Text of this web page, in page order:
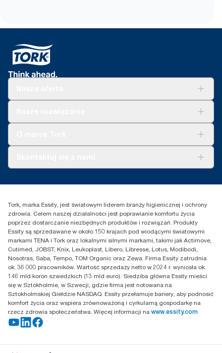
Reklamacja produktu
Przedstawiciele handlowi
Puławska 180
02-670 Warszawa
Polska
Tork, marka Essity, jest światowym liderem branży higienicznej i ochrony
zdrowia. Celem naszej działalności jest poprawianie komfortu życia
poprzez dostarczanie niezbędnych produktów i rozwiązań. Produkty
Essity są sprzedawane w około 150 krajach pod wiodącymi światowymi
markami TENA i Tork oraz lokalnymi silnymi markami, takimi jak Actimove,
Cutimed, JOBST, Knix, Leukoplast, Libero, Libresse, Lotus, Modibodi,
Nosotras, Saba, Tempo, TOM Organic oraz Zewa. Firma Essity zatrudnia
ok. 36 000 pracowników. Wartość sprzedaży netto w 2024 r. wyniosła ok.
146 mld koron szwedzkich (13 mld euro). Siedziba główna Essity mieści
się w Sztokholmie, w Szwecji, gdzie firma jest notowana na
Sztokholmskiej Giełdzie NASDAQ. Essity przełamuje bariery, aby podnosić
komfort życia oraz wspiera zrównoważoną i cyrkularną gospodarkę na
rzecz zdrowia społeczeństwa. Więcej informacji na www.essity.com